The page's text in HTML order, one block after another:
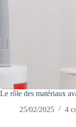
Le rôle des matériaux
25/02/2025
4